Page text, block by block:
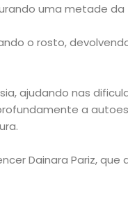
uma metade da
o rosto,
ajudando nas
a
Dainara Pariz, que